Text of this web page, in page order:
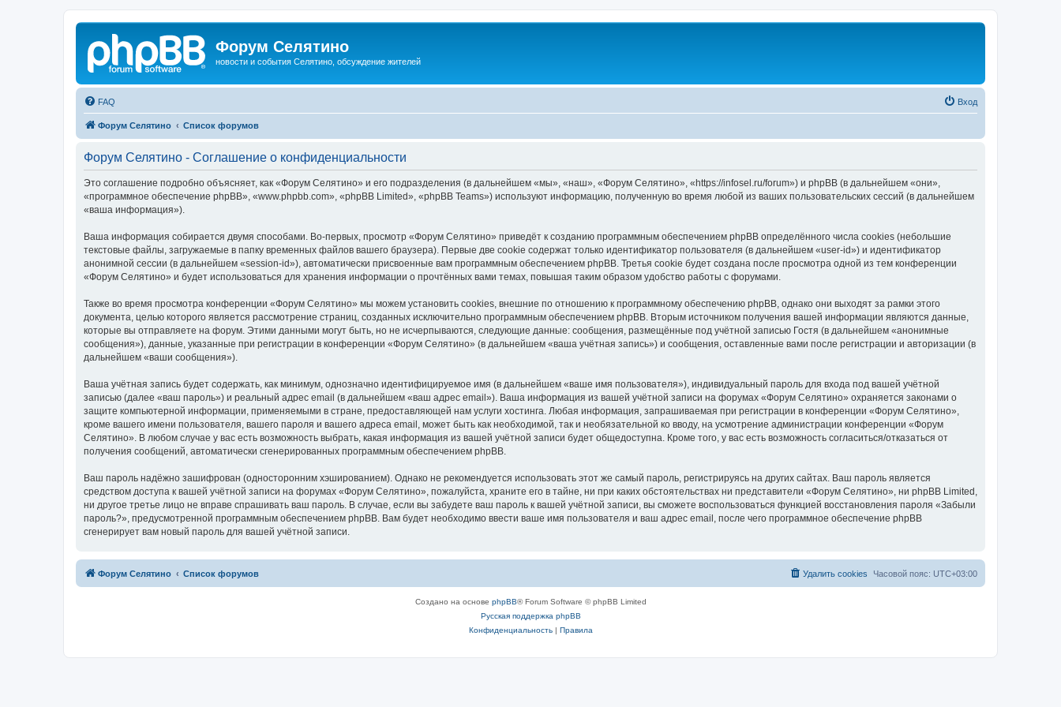
Форум Селятино
новости и события Селятино, обсуждение жителей
FAQ Вход
Форум Селятино Список форумов
Форум Селятино - Соглашение о конфиденциальности
Это соглашение подробно объясняет, как «Форум Селятино» и его подразделения (в дальнейшем «мы», «наш», «Форум Селятино», «https://infosel.ru/forum») и phpBB (в дальнейшем «они»,
«программное обеспечение phpBB», «www.phpbb.com», «phpBB Limited», «phpBB Teams») используют информацию, полученную во время любой из ваших пользовательских сессий (в дальнейшем
«ваша информация»).
Ваша информация собирается двумя способами. Во-первых, просмотр «Форум Селятино» приведёт к созданию программным обеспечением phpBB определённого числа cookies (небольшие
текстовые файлы, загружаемые в папку временных файлов вашего браузера). Первые две cookie содержат только идентификатор пользователя (в дальнейшем «user-id») и идентификатор
анонимной сессии (в дальнейшем «session-id»), автоматически присвоенные вам программным обеспечением phpBB. Третья cookie будет создана после просмотра одной из тем конференции
«Форум Селятино» и будет использоваться для хранения информации о прочтённых вами темах, повышая таким образом удобство работы с форумами.
Также во время просмотра конференции «Форум Селятино» мы можем установить cookies, внешние по отношению к программному обеспечению phpBB, однако они выходят за рамки этого
документа, целью которого является рассмотрение страниц, созданных исключительно программным обеспечением phpBB. Вторым источником получения вашей информации являются данные,
которые вы отправляете на форум. Этими данными могут быть, но не исчерпываются, следующие данные: сообщения, размещённые под учётной записью Гостя (в дальнейшем «анонимные
сообщения»), данные, указанные при регистрации в конференции «Форум Селятино» (в дальнейшем «ваша учётная запись») и сообщения, оставленные вами после регистрации и авторизации (в
дальнейшем «ваши сообщения»).
Ваша учётная запись будет содержать, как минимум, однозначно идентифицируемое имя (в дальнейшем «ваше имя пользователя»), индивидуальный пароль для входа под вашей учётной
записью (далее «ваш пароль») и реальный адрес email (в дальнейшем «ваш адрес email»). Ваша информация из вашей учётной записи на форумах «Форум Селятино» охраняется законами о
защите компьютерной информации, применяемыми в стране, предоставляющей нам услуги хостинга. Любая информация, запрашиваемая при регистрации в конференции «Форум Селятино»,
кроме вашего имени пользователя, вашего пароля и вашего адреса email, может быть как необходимой, так и необязательной ко вводу, на усмотрение администрации конференции «Форум
Селятино». В любом случае у вас есть возможность выбрать, какая информация из вашей учётной записи будет общедоступна. Кроме того, у вас есть возможность согласиться/отказаться от
получения сообщений, автоматически сгенерированных программным обеспечением phpBB.
Ваш пароль надёжно зашифрован (односторонним хэшированием). Однако не рекомендуется использовать этот же самый пароль, регистрируясь на других сайтах. Ваш пароль является
средством доступа к вашей учётной записи на форумах «Форум Селятино», пожалуйста, храните его в тайне, ни при каких обстоятельствах ни представители «Форум Селятино», ни phpBB Limited,
ни другое третье лицо не вправе спрашивать ваш пароль. В случае, если вы забудете ваш пароль к вашей учётной записи, вы сможете воспользоваться функцией восстановления пароля «Забыли
пароль?», предусмотренной программным обеспечением phpBB. Вам будет необходимо ввести ваше имя пользователя и ваш адрес email, после чего программное обеспечение phpBB
сгенерирует вам новый пароль для вашей учётной записи.
Форум Селятино Список форумов Часовой пояс: UTC+03:00
Удалить cookies
Создано на основе phpBB® Forum Software © phpBB Limited
Русская поддержка phpBB
Конфиденциальность| Правила